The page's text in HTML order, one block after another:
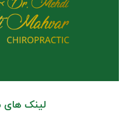
لینک های